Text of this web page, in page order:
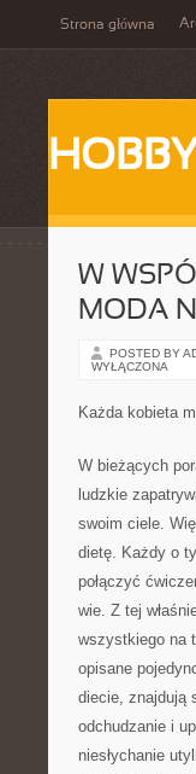
Strona główna
HOBBY
W
MODA
POSTED BY
WYŁĄCZONA
Każda kobieta
W bieżących
ludzkie
swoim ciele.
dietę. Każdy o
połączyć
wie. Z tej
wszystkiego na
opisane
diecie, znajdują
odchudzanie i
niesłychanie